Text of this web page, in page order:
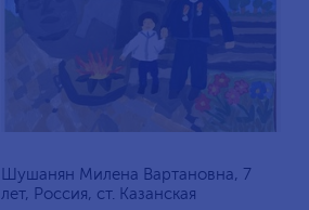
Шушанян Милена Вартановна, 7
лет, Россия, ст. Казанская